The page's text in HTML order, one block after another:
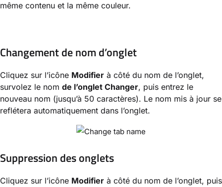
même contenu et la même couleur.
Changement de nom d’onglet
Cliquez sur l’icône Modifier à côté du nom de l’onglet,
survolez le nom de l’onglet Changer, puis entrez le
nouveau nom (jusqu’à 50 caractères). Le nom mis à jour se
reflétera automatiquement dans l’onglet.
Suppression des onglets
Cliquez sur l’icône Modifier à côté du nom de l’onglet, puis